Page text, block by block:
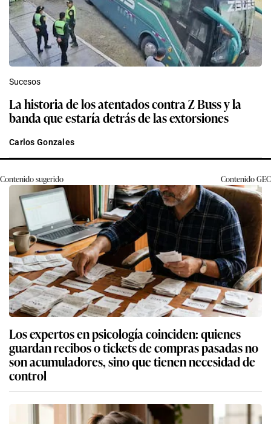
Sucesos
La historia de los atentados contra Z Buss y la
banda que estaría detrás de las extorsiones
Carlos Gonzales
Contenido sugerido ContenidoGEC
Los expertos en psicología coinciden: quienes
guardan recibos o tickets de compras pasadas no
son acumuladores, sino que tienen necesidad de
control